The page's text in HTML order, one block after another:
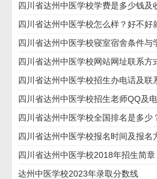
四川省达州中医学校学费是多少钱及
四川省达州中医学校怎么样？好不好
四川省达州中医学校寝室宿舍条件与
四川省达州中医学校网站网址联系方
四川省达州中医学校招生办电话及联
四川省达州中医学校招生老师QQ及
四川省达州中医学校全国排名是多少
不好？
四川省达州中医学校报名时间及报名
四川省达州中医学校2018年招生简章
达州中医学校2023年录取分数线